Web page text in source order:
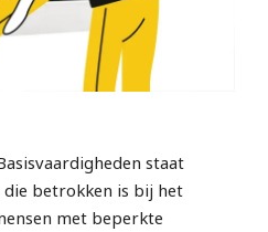
staat
betrokken is bij het
met beperkte